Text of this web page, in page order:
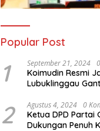
Popular Post
1 September 21, 2024
Koimudin Resmi
Lubuklinggau
2 Agustus 4, 2024 0
Ketua DPD Partai
Dukungan Penuh